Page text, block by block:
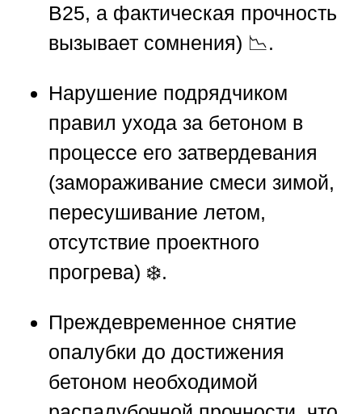
B25, а фактическая прочность
вызывает сомнения) 📉.
Нарушение подрядчиком
правил ухода за бетоном в
процессе его затвердевания
(замораживание смеси зимой,
пересушивание летом,
отсутствие проектного
прогрева) ❄️.
Преждевременное снятие
опалубки до достижения
бетоном необходимой